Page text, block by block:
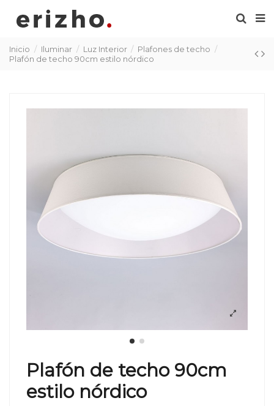
Inicio Iluminar Luz Interior
Plafones de techo
Plafón de techo 90cm estilo nórdico
Plafón de techo 90cm
estilo nórdico